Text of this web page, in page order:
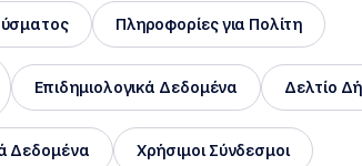
Πληροφορίες για Πολίτη
Επιδημιολογικά Δεδομένα Δελτίο
Δεδομένα Χρήσιμοι Σύνδεσμοι